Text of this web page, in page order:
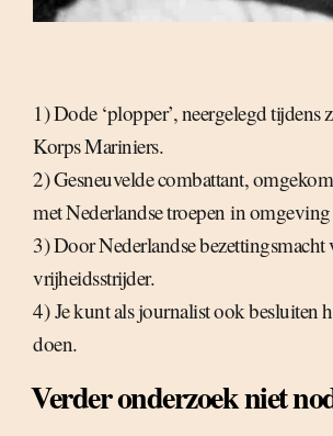
1) Dode ‘plopper’, neergelegd tijdens
Korps Mariniers.
2) Gesneuvelde combattant,
met Nederlandse troepen in
3) Door Nederlandse
vrijheidsstrijder.
4) Je kunt als journalist ook besluiten
doen.
Verder onderzoek niet